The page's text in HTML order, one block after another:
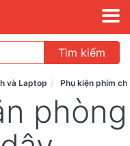
Tìm kiếm
và Laptop Phụ kiện phím
phòng